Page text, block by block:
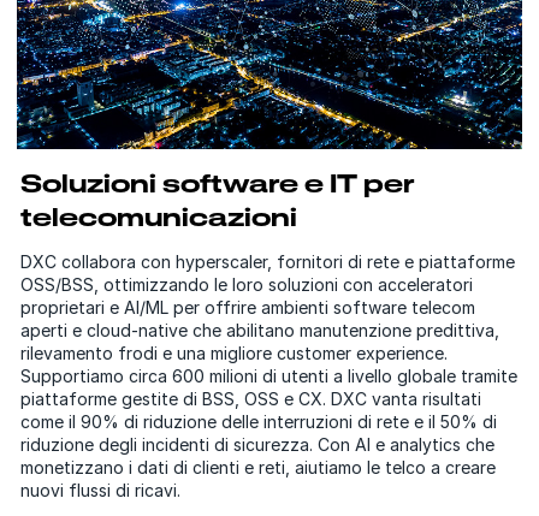
Soluzioni software e IT per
telecomunicazioni
DXC collabora con hyperscaler, fornitori di rete e piattaforme
OSS/BSS, ottimizzando le loro soluzioni con acceleratori
proprietari e AI/ML per offrire ambienti software telecom
aperti e cloud-native che abilitano manutenzione predittiva,
rilevamento frodi e una migliore customer experience.
Supportiamo circa 600 milioni di utenti a livello globale tramite
piattaforme gestite di BSS, OSS e CX. DXC vanta risultati
come il 90% di riduzione delle interruzioni di rete e il 50% di
riduzione degli incidenti di sicurezza. Con AI e analytics che
monetizzano i dati di clienti e reti, aiutiamo le telco a creare
nuovi flussi di ricavi.